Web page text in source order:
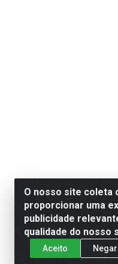
O nosso site coleta
proporcionar uma
publicidade
qualidade do nosso
Aceito